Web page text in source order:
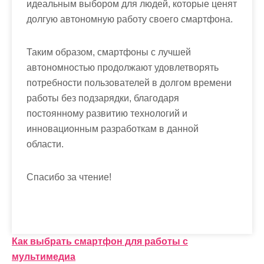
идеальным выбором для людей, которые ценят
долгую автономную работу своего смартфона.
Таким образом, смартфоны с лучшей
автономностью продолжают удовлетворять
потребности пользователей в долгом времени
работы без подзарядки, благодаря
постоянному развитию технологий и
инновационным разработкам в данной
области.
Спасибо за чтение!
Н
Как выбрать смартфон для работы с
мультимедиа